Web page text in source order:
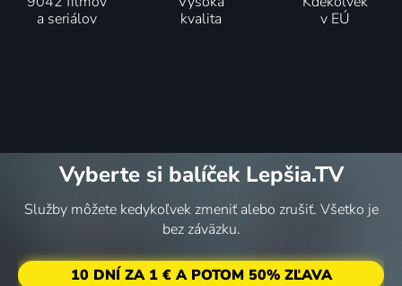
a seriálov
kvalita
v EÚ
Vyberte si balíček Lepšia.TV
Služby môžete kedykoľvek zmeniť alebo zrušiť. Všetko je
bez záväzku.
10 DNÍ ZA 1 € A POTOM 50% ZĽAVA